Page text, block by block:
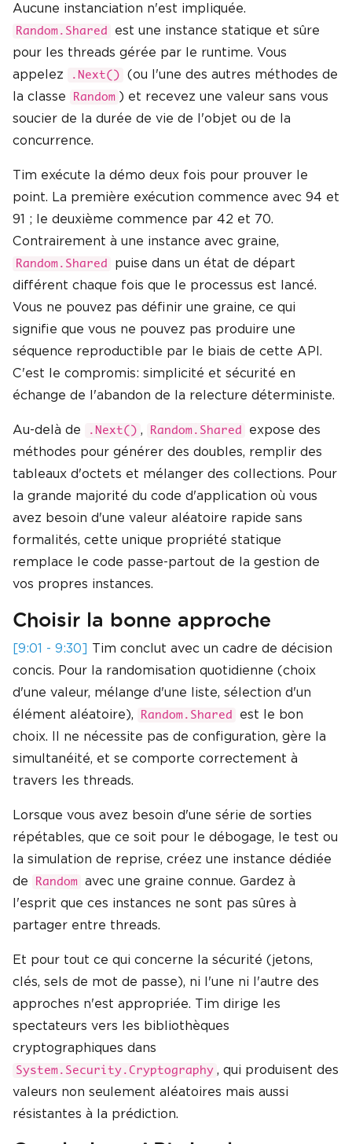
Aucune instanciation n'est impliquée.
Random.Shared
est une instance statique et sûre
pour les threads gérée par le runtime. Vous
appelez
.Next()
(ou l'une des autres méthodes de
la classe
Random ) et recevez une valeur sans vous
soucier de la durée de vie de l'objet ou de la
concurrence.
Tim exécute la démo deux fois pour prouver le
point. La première exécution commence avec 94 et
91 ; le deuxième commence par 42 et 70.
Contrairement à une instance avec graine,
Random.Shared
puise dans un état de départ
différent chaque fois que le processus est lancé.
Vous ne pouvez pas définir une graine, ce qui
signifie que vous ne pouvez pas produire une
séquence reproductible par le biais de cette API.
C'est le compromis: simplicité et sécurité en
échange de l'abandon de la relecture déterministe.
Au-delà de .Next() , Random.Shared
expose des
méthodes pour générer des doubles, remplir des
tableaux d'octets et mélanger des collections. Pour
la grande majorité du code d'application où vous
avez besoin d'une valeur aléatoire rapide sans
formalités, cette unique propriété statique
remplace le code passe-partout de la gestion de
vos propres instances.
Choisir la bonne approche
[9:01 - 9:30] Tim conclut avec un cadre de décision
concis. Pour la randomisation quotidienne (choix
d'une valeur, mélange d'une liste, sélection d'un
élément aléatoire),
Random.Shared
est le bon
choix. Il ne nécessite pas de configuration, gère la
simultanéité, et se comporte correctement à
travers les threads.
Lorsque vous avez besoin d'une série de sorties
répétables, que ce soit pour le débogage, le test ou
la simulation de reprise, créez une instance dédiée
de
Random avec une graine connue. Gardez à
l'esprit que ces instances ne sont pas sûres à
partager entre threads.
Et pour tout ce qui concerne la sécurité (jetons,
clés, sels de mot de passe), ni l'une ni l'autre des
approches n'est appropriée. Tim dirige les
spectateurs vers les bibliothèques
cryptographiques dans
System.Security.Cryptography , qui produisent des
valeurs non seulement aléatoires mais aussi
résistantes à la prédiction.